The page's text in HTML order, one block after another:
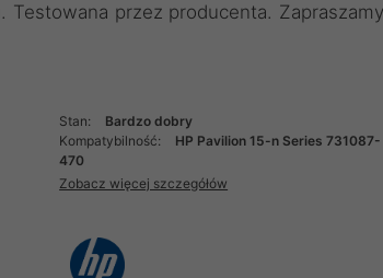
przez producenta. Zapraszamy
Stan:
Bardzo dobry
Kompatybilność:
HP Pavilion 15-n Series 731087-
470
Zobacz więcej szczegółów